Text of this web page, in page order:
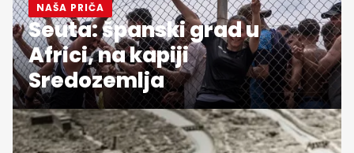
NAŠA PRIČA
Seuta: španski grad u
Africi, na kapiji
Sredozemlja